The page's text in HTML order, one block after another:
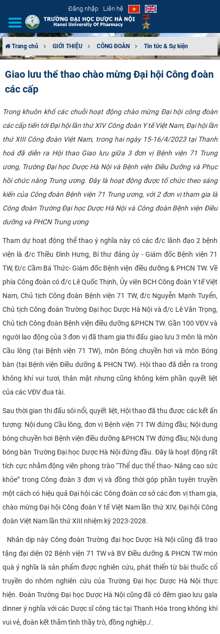
Đăng nhập Liên hệ
CƠ CẤU TỔ CHỨC
TUYỂN SINH
ĐÀO TẠO
ĐẢM BẢO CHẤT LƯỢNG
KHOA HỌC CÔNG NGHỆ
HTQT
CỰU NGƯỜI HỌC
Trang chủ GIỚI THIỆU CÔNG ĐOÀN Tin tức & Sự kiện
Giao lưu thể thao chào mừng Đại hội Công đoàn
các cấp
Trong khuôn khổ các chuỗi hoạt động chào mừng Đại hội công đoàn
các cấp tiến tới Đại hội lần thứ XIV Công đoàn Y tế Việt Nam, Đại hội lần
thứ XIII Công đoàn Việt Nam, trong hai ngày 15-16/4/2023 tại Thanh
hoá đã diễn ra Hội thao Giao lưu giữa 3 đơn vị Bệnh viện 71 Trung
ương, Trường Đại học Dược Hà Nội và Bệnh viện Điều Dưỡng và Phục
hồi chức năng Trung ương. Đây là hoạt động được tổ chức theo sáng
kiến của Công đoàn Bệnh viện 71 Trung ương, với 2 đơn vị tham gia là
Công đoàn Trường Đại học Dược Hà Nội và Công đoàn Bệnh viện Điều
dưỡng và PHCN Trung ương
Tham dự hoạt động thể thao ý nghĩa này có các đ/c lãnh đạo 2 bệnh
viện là đ/c Thiều Đình Hưng, Bí thư đảng ủy - Giám đốc Bệnh viện 71
TW, Đ/c Cầm Bá Thức- Giám đốc Bệnh viện điều dưỡng & PHCN TW. Về
phía Công đoàn có đ/c Lê Quốc Thịnh, Ủy viên BCH Công đoàn Y tế Việt
Nam, Chủ tịch Công đoàn Bệnh viện 71 TW, đ/c Nguyễn Mạnh Tuyển,
Chủ tịch Công đoàn Trường Đại học Dược Hà Nội và đ/c Lê Văn Trọng,
Chủ tịch Công đoàn Bệnh viện điều dưỡng &PHCN TW. Gần 100 VĐV và
người lao động của 3 đơn vị đã tham gia thi đấu giao lưu 3 môn là môn
Cầu lông (tại Bệnh viện 71 TW), môn Bóng chuyền hơi và môn Bóng
bàn (tại Bệnh viện Điều dưỡng & PHCN TW). Hội thao đã diễn ra trong
không khí vui tươi, thân mật nhưng cũng không kém phần quyết liệt
của các VĐV đua tài.
Sau thời gian thi đấu sôi nổi, quyết liệt, Hội thao đã thu được các kết ấn
tượng: Nội dung Cầu lông, đơn vị Bệnh viện 71 TW đứng đầu; Nội dung
bóng chuyền hơi Bệnh viện điều dưỡng &PHCN TW đứng đầu; Nội dung
bóng bàn Trường Đại học Dược Hà Nội đứng đầu. Đây là hoạt động rất
tích cực nhằm động viên phong trào “Thể dục thể thao- Nâng cao sức
khỏe” trong Công đoàn 3 đơn vị và đồng thời góp phần tuyên truyền
một cách có hiệu quả Đại hội các Công đoàn cơ sở các đơn vị tham gia,
chào mừng Đại hội Công đoàn Y tế Việt Nam lần thứ XIV, Đại hội Công
đoàn Việt Nam lần thứ XIII nhiệm kỳ 2023-2028.
Nhân dịp này Công đoàn Trường đại học Dược Hà Nội cũng đã trao
tặng đại diện 02 Bệnh viện 71 TW và BV Điều dưỡng & PHCN TW món
quà ý nghĩa là sản phẩm được nghiên cứu, phát thiển từ bài thuốc cổ
truyền do nhóm nghiên cứu của Trường Đại học Dược Hà Nội thực
hiện. Đoàn Trường Đại học Dược Hà Nội cũng đã có đêm giao lưu gala
dinner ý nghĩa với các Dược sĩ công tác tại Thanh Hóa trong không khí
vui vẻ, đoàn kết thắm tình thầy trò, đồng nghiệp./.